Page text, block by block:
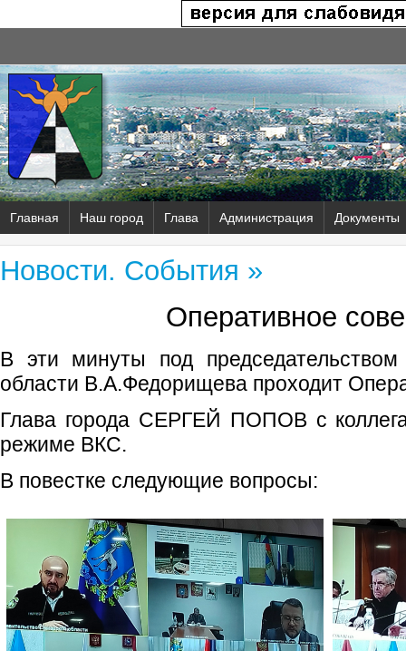
Главная Наш город Глава Администрация Документы
Новости. События »
Оперативное
В эти минуты под
области В.А.Федорищева проходит
Глава города СЕРГЕЙ ПОПОВ с
режиме ВКС.
В повестке следующие вопросы: